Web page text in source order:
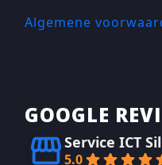
Algemene
GOOGLE
Service ICT
5.0